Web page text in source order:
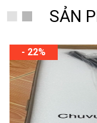
SẢN
- 22%